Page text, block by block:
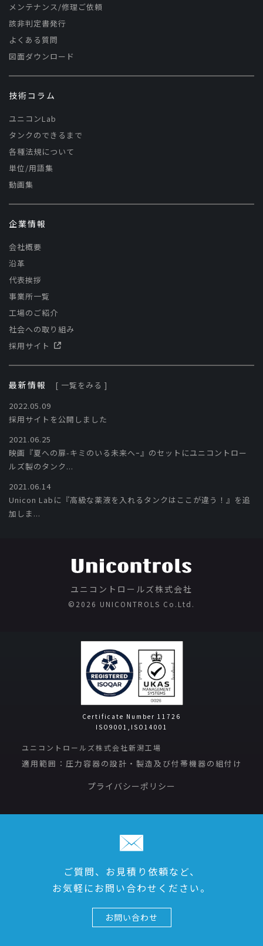
メンテナンス/修理ご依頼
該非判定書発行
よくある質問
図面ダウンロード
技術コラム
ユニコンLab
タンクのできるまで
各種法規について
単位/用語集
動画集
企業情報
会社概要
沿革
代表挨拶
事業所一覧
工場のご紹介
社会への取り組み
採用サイト
最新情報
[ 一覧をみる ]
2022.05.09
採用サイトを公開しました
2021.06.25
映画『夏への扉-キミのいる未来へｰ』のセットにユニコントロー
ルズ製のタンク...
2021.06.14
Unicon Labに『高級な薬液を入れるタンクはここが違う！』を追
加しま...
ユニコントロールズ株式会社
©️2026 UNICONTROLS Co.Ltd.
Certificate Number 11726
ISO9001,ISO14001
ユニコントロールズ株式会社新潟工場
適用範囲：圧力容器の設計・製造及び付帯機器の組付け
プライバシーポリシー
ご質問、お見積り依頼など、
お気軽にお問い合わせください。
お問い合わせ